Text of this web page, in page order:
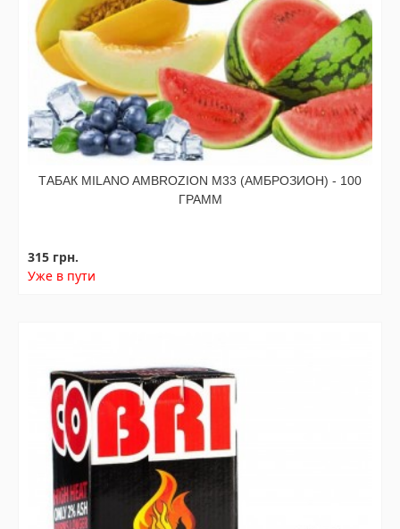
ТАБАК MILANO AMBROZION M33 (АМБРОЗИОН) - 100
ГРАММ
315 грн.
Уже в пути